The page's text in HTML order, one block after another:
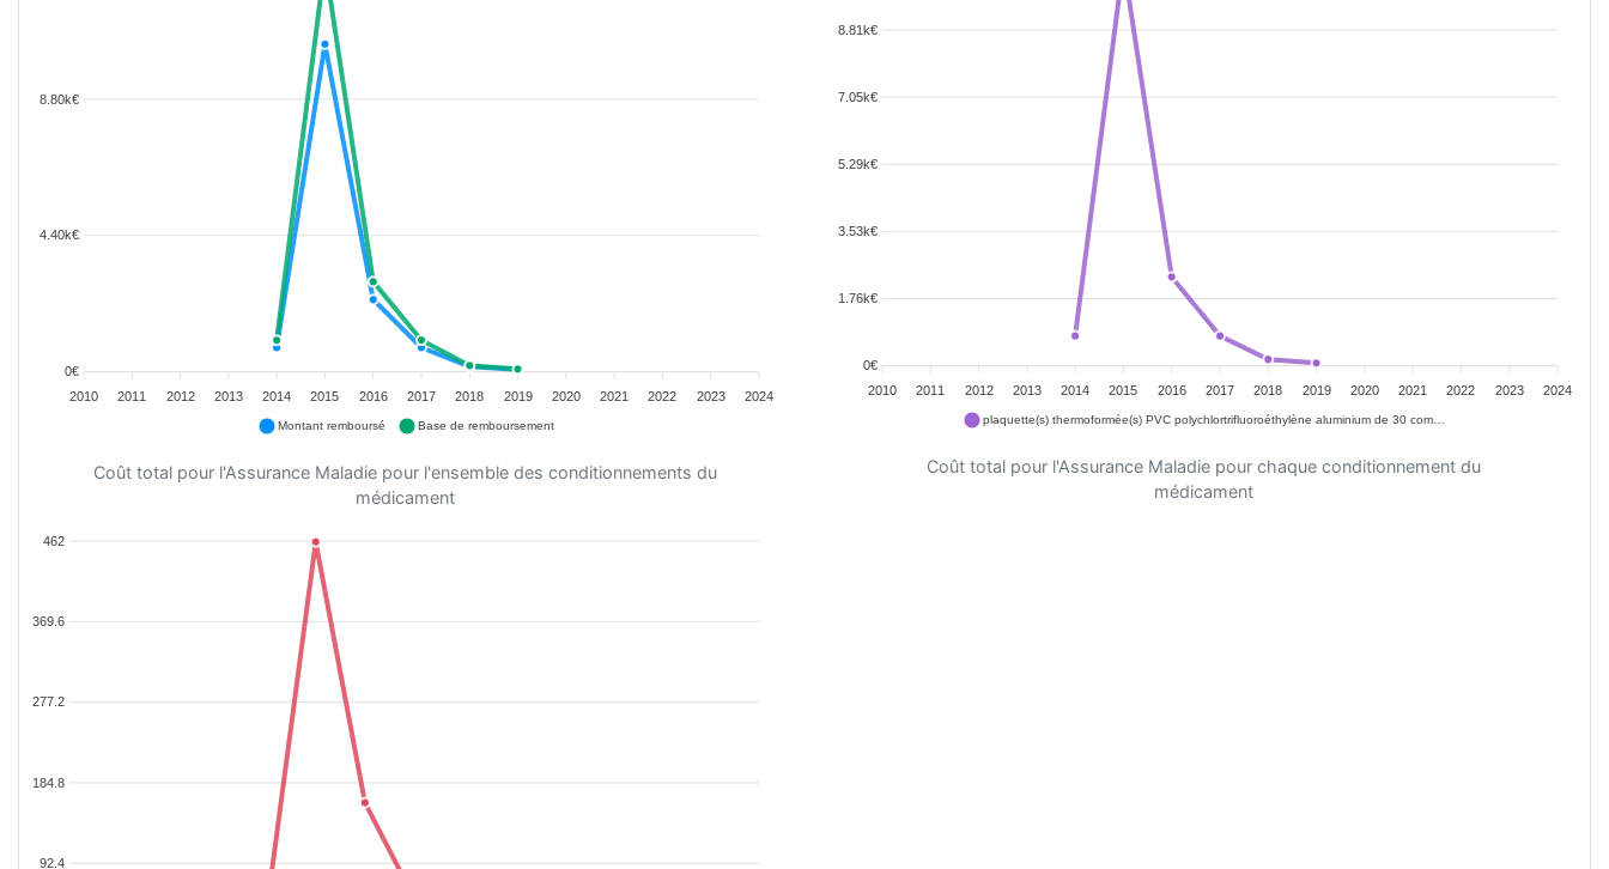
8.80k€
4.40k€
0€
2010
2011 2012 2013 2014 2015 2016 2017 2018 2019 2020 2021 2022 2023 2024
Montant remboursé Base de remboursement
Coût total pour l'Assurance Maladie pour l'ensemble des conditionnements du
médicament
8.81k€
7.05k€
5.29k€
3.53k€
1.76k€
0€
2010
2011 2012 2013 2014 2015 2016 2017 2018 2019 2020 2021 2022 2023 2024
plaquette(s) thermoformée(s) PVC polychlortrifluoroéthylène aluminium de 30 com…
Coût total pour l'Assurance Maladie pour chaque conditionnement du
médicament
462
369.6
277.2
184.8
92.4